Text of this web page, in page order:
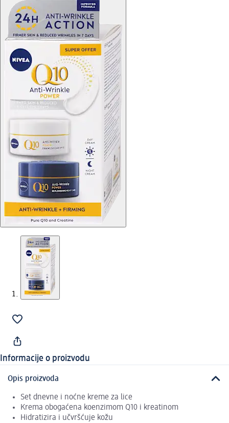
Informacije o proizvodu
Opis proizvoda
Set dnevne i noćne kreme za lice
Krema obogaćena koenzimom Q10 i kreatinom
Hidratizira i učvršćuje kožu